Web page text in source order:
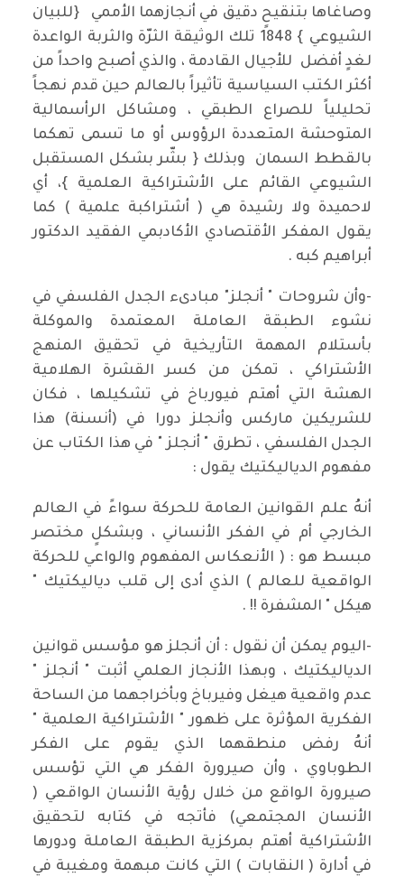
وصاغاها بتنقيحٍ دقيق في أنجازهما الأممي {للبيان
الشيوعي } 1848 تلك الوثيقة الثرّة والثربة الواعدة
لغدٍ أفضل للأجيال القادمة ، والذي أصبح واحداً من
أكثر الكتب السياسية تأثيراً بالعالم حين قدم نهجاً
تحليلياً للصراع الطبقي ، ومشاكل الرأسمالية
المتوحشة المتعددة الرؤوس أو ما تسمى تهكما
بالقطط السمان وبذلك { بشّر بشكل المستقبل
الشيوعي القائم على الأشتراكية العلمية }، أي
لاحميدة ولا رشيدة هي ( أشتراكبة علمية ) كما
يقول المفكر الأقتصادي الأكادبمي الفقيد الدكتور
أبراهيم كبه .
-وأن شروحات " أنجلز" مبادىء الجدل الفلسفي في
نشوء الطبقة العاملة المعتمدة والموكلة
بأستلام المهمة التأريخية في تحقيق المنهج
الأشتراكي ، تمكن من كسر القشرة الهلامية
الهشة التي أهتم فيورباخ في تشكيلها ، فكان
للشريكين ماركس وأنجلز دورا في (أنسنة) هذا
الجدل الفلسفي ، تطرق " أنجلز " في هذا الكتاب عن
مفهوم الدياليكتيك يقول :
أنهُ علم القوانين العامة للحركة سواءً في العالم
الخارجي أم في الفكر الأنساني ، وبشكلٍ مختصر
مبسط هو : ( الأنعكاس المفهوم والواعي للحركة
الواقعية للعالم ) الذي أدى إلى قلب دياليكتيك "
هيكل " المشفرة !! .
-اليوم يمكن أن نقول : أن أنجلز هو مؤسس قوانين
الدياليكتيك ، وبهذا الأنجاز العلمي أثبت " أنجلز "
عدم واقعية هيغل وفيرباخ وبأخراجهما من الساحة
الفكرية المؤثرة على ظهور " الأشتراكية العلمية "
أنهُ رفض منطقهما الذي يقوم على الفكر
الطوباوي ، وأن صيرورة الفكر هي التي تؤسس
صيرورة الواقع من خلال رؤية الأنسان الواقعي (
الأنسان المجتمعي) فأتجه في كتابه لتحقيق
الأشتراكية أهتم بمركزية الطبقة العاملة ودورها
في أدارة ( النقابات ) التي كانت مبهمة ومغيبة في